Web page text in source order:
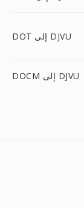
DOT إلى DJVU
DOCM إلى DJVU